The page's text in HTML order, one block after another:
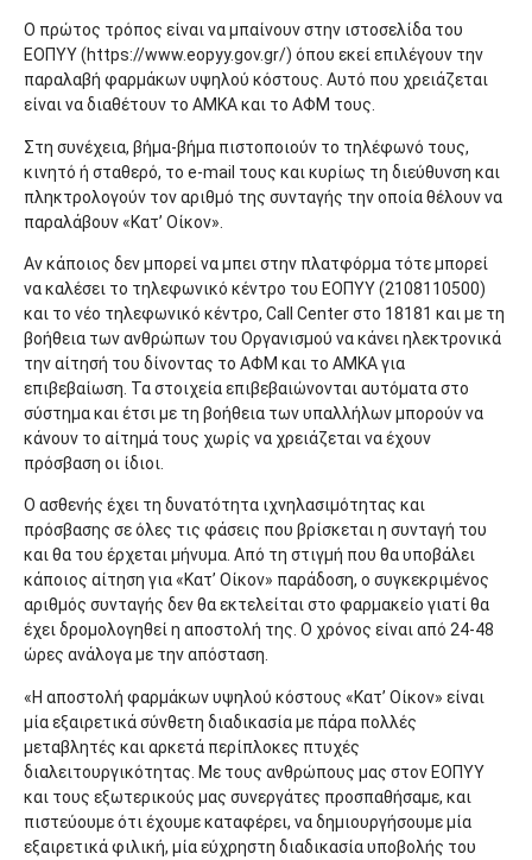
Ο πρώτος τρόπος είναι να μπαίνουν στην ιστοσελίδα του
ΕΟΠΥΥ (https://www.eopyy.gov.gr/) όπου εκεί επιλέγουν την
παραλαβή φαρμάκων υψηλού κόστους. Αυτό που χρειάζεται
είναι να διαθέτουν το ΑΜΚΑ και το ΑΦΜ τους.
Στη συνέχεια, βήμα-βήμα πιστοποιούν το τηλέφωνό τους,
κινητό ή σταθερό, το e-mail τους και κυρίως τη διεύθυνση και
πληκτρολογούν τον αριθμό της συνταγής την οποία θέλουν να
παραλάβουν «Κατ’ Οίκον».
Αν κάποιος δεν μπορεί να μπει στην πλατφόρμα τότε μπορεί
να καλέσει το τηλεφωνικό κέντρο του ΕΟΠΥΥ (2108110500)
και το νέο τηλεφωνικό κέντρο, Call Center στο 18181 και με τη
βοήθεια των ανθρώπων του Οργανισμού να κάνει ηλεκτρονικά
την αίτησή του δίνοντας το ΑΦΜ και το ΑΜΚΑ για
επιβεβαίωση. Τα στοιχεία επιβεβαιώνονται αυτόματα στο
σύστημα και έτσι με τη βοήθεια των υπαλλήλων μπορούν να
κάνουν το αίτημά τους χωρίς να χρειάζεται να έχουν
πρόσβαση οι ίδιοι.
Ο ασθενής έχει τη δυνατότητα ιχνηλασιμότητας και
πρόσβασης σε όλες τις φάσεις που βρίσκεται η συνταγή του
και θα του έρχεται μήνυμα. Από τη στιγμή που θα υποβάλει
κάποιος αίτηση για «Κατ’ Οίκον» παράδοση, ο συγκεκριμένος
αριθμός συνταγής δεν θα εκτελείται στο φαρμακείο γιατί θα
έχει δρομολογηθεί η αποστολή της. Ο χρόνος είναι από 24-48
ώρες ανάλογα με την απόσταση.
«Η αποστολή φαρμάκων υψηλού κόστους «Κατ’ Οίκον» είναι
μία εξαιρετικά σύνθετη διαδικασία με πάρα πολλές
μεταβλητές και αρκετά περίπλοκες πτυχές
διαλειτουργικότητας. Με τους ανθρώπους μας στον ΕΟΠΥΥ
και τους εξωτερικούς μας συνεργάτες προσπαθήσαμε, και
πιστεύουμε ότι έχουμε καταφέρει, να δημιουργήσουμε μία
εξαιρετικά φιλική, μία εύχρηστη διαδικασία υποβολής του